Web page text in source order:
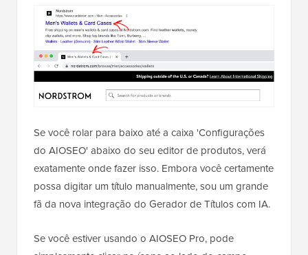
Se você rolar para baixo até a caixa 'Configurações
do AIOSEO' abaixo do seu editor de produtos, verá
exatamente onde fazer isso. Embora você certamente
possa digitar um título manualmente, sou um grande
fã da nova integração do Gerador de Títulos com IA.
Se você estiver usando o AIOSEO Pro, pode